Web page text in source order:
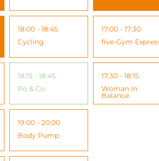
18:00 - 18:45
Cycling
18:15 - 18:45
Po & Co
19:00 - 20:00
Body Pump
17:00 - 17:30
five-Gym
17:30 - 18:15
Woman In
Balance